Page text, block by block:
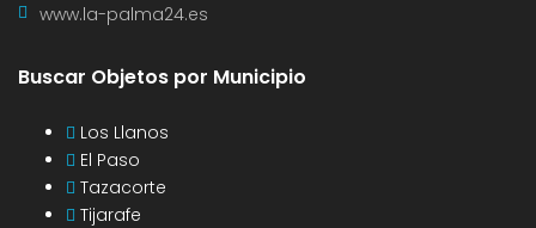
www.la-palma24.es
Buscar Objetos por Municipio
Los Llanos
El Paso
Tazacorte
Tijarafe